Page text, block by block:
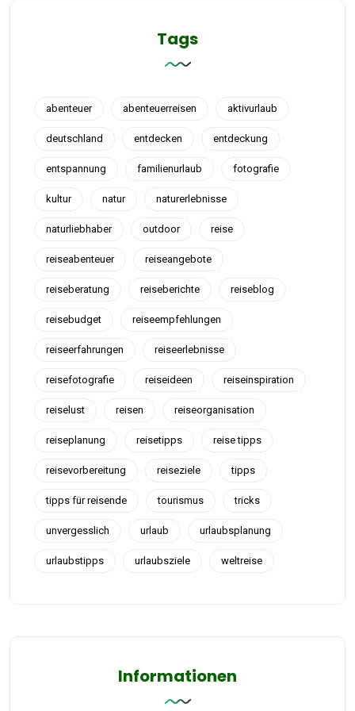
Tags
abenteuer abenteuerreisen aktivurlaub
deutschland entdecken entdeckung
entspannung familienurlaub fotografie
kultur natur naturerlebnisse
naturliebhaber outdoor reise
reiseabenteuer reiseangebote
reiseberatung reiseberichte reiseblog
reisebudget reiseempfehlungen
reiseerfahrungen reiseerlebnisse
reisefotografie reiseideen reiseinspiration
reiselust reisen reiseorganisation
reiseplanung reisetipps reise tipps
reisevorbereitung reiseziele tipps
tipps für reisende tourismus tricks
unvergesslich urlaub urlaubsplanung
urlaubstipps urlaubsziele weltreise
Informationen